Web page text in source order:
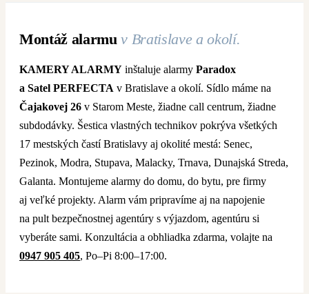
Montáž alarmuv Bratislave a okolí.
KAMERY ALARMY inštaluje alarmy Paradox
a Satel PERFECTA v Bratislave a okolí. Sídlo máme na
Čajakovej 26 v Starom Meste, žiadne call centrum, žiadne
subdodávky. Šestica vlastných technikov pokrýva všetkých
17 mestských častí Bratislavy aj okolité mestá: Senec,
Pezinok, Modra, Stupava, Malacky, Trnava, Dunajská Streda,
Galanta. Montujeme alarmy do domu, do bytu, pre firmy
aj veľké projekty. Alarm vám pripravíme aj na napojenie
na pult bezpečnostnej agentúry s výjazdom, agentúru si
vyberáte sami. Konzultácia a obhliadka zdarma, volajte na
0947 905 405, Po–Pi 8:00–17:00.